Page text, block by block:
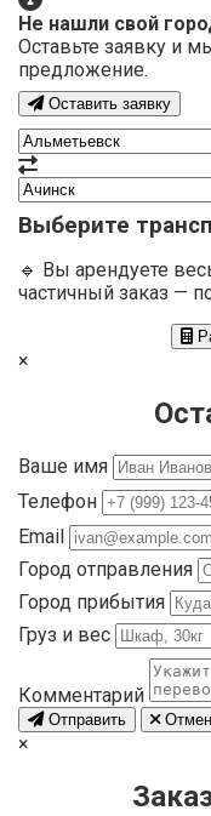
Не нашли свой
Оставьте заявку и
предложение.
Оставить заявку
Выберите
🔹 Вы арендуете
частичный заказ —
×
Ваше имя
Телефон
Email
Город отправления
Город прибытия
Груз и вес
Комментарий
Отправить
×